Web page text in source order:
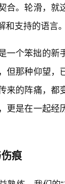
合。轮滑，
和支持的语言
一个笨拙的
但那种仰望
来的阵痛，
更是在一起
痕